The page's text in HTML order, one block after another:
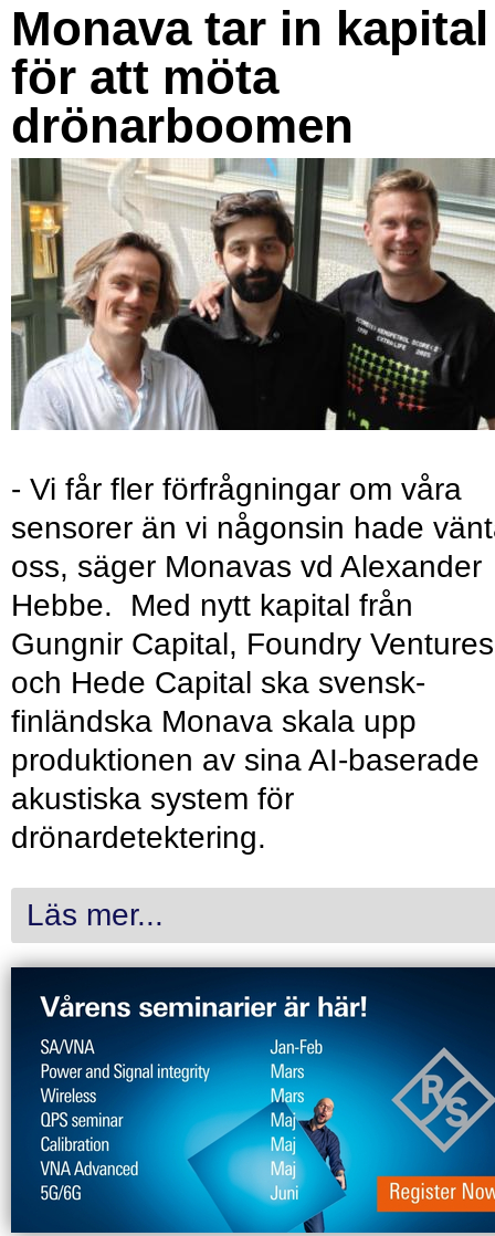
Monava tar in kapital
för att möta
drönarboomen
- Vi får fler förfrågningar om våra
sensorer än vi någonsin hade
oss, säger Monavas vd Alexander
Hebbe. Med nytt kapital från
Gungnir Capital, Foundry Ventures
och Hede Capital ska svensk-
finländska Monava skala upp
produktionen av sina AI-baserade
akustiska system för
drönardetektering.
Läs mer...